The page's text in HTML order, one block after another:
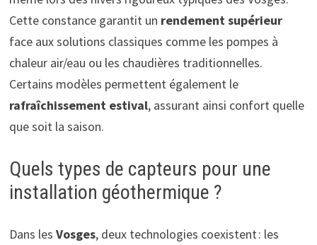
Cette constance garantit un rendement supérieur
face aux solutions classiques comme les pompes à
chaleur air/eau ou les chaudières traditionnelles.
Certains modèles permettent également le
rafraîchissement estival, assurant ainsi confort quelle
que soit la saison.
Quels types de capteurs pour une
installation géothermique ?
Dans les Vosges, deux technologies coexistent : les